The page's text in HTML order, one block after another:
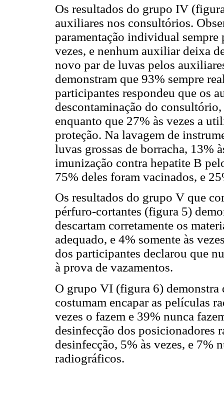
Os resultados do grupo IV
auxiliares nos consultórios.
paramentação individual
vezes, e nenhum auxiliar deixa
novo par de luvas pelos
demonstram que 93% sempre
participantes respondeu que os
descontaminação do
enquanto que 27% às vezes a
proteção. Na lavagem de
luvas grossas de borracha, 13%
imunização contra hepatite B
75% deles foram vacinados, e
Os resultados do grupo V que
pérfuro-cortantes (figura 5)
descartam corretamente os
adequado, e 4% somente às
dos participantes declarou que
à prova de vazamentos.
O grupo VI (figura 6) demonstra
costumam encapar as películas
vezes o fazem e 39% nunca
desinfecção dos posicionadores
desinfecção, 5% às vezes, e 7%
radiográficos.